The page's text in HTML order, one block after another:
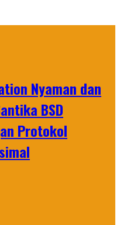
Nyaman dan
BSD
Protokol